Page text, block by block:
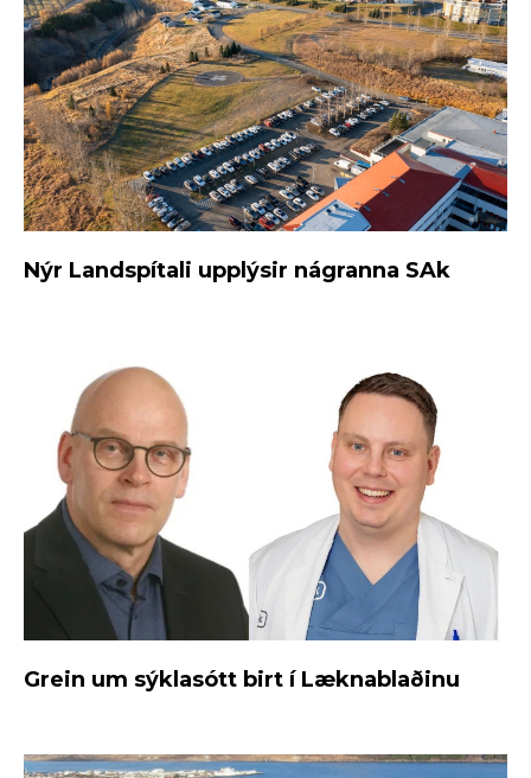
Nýr Landspítali upplýsir nágranna SAk
Grein um sýklasótt birt í Læknablaðinu